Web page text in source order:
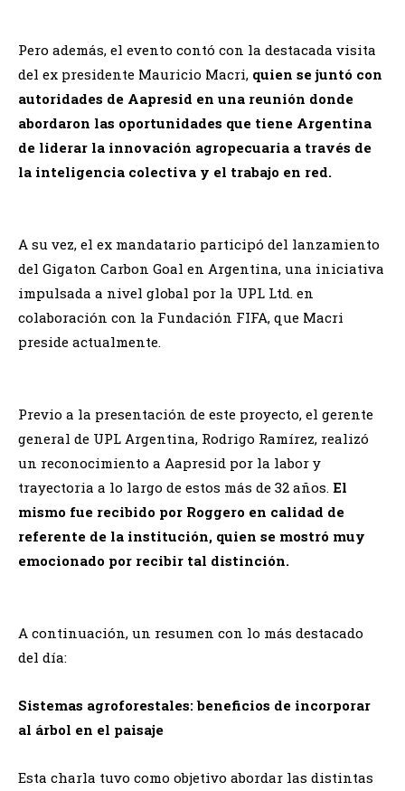
Pero además, el evento contó con la destacada visita
del ex presidente Mauricio Macri, quien se juntó con
autoridades de Aapresid en una reunión donde
abordaron las oportunidades que tiene Argentina
de liderar la innovación agropecuaria a través de
la inteligencia colectiva y el trabajo en red.
A su vez, el ex mandatario participó del lanzamiento
del Gigaton Carbon Goal en Argentina, una iniciativa
impulsada a nivel global por la UPL Ltd. en
colaboración con la Fundación FIFA, que Macri
preside actualmente.
Previo a la presentación de este proyecto, el gerente
general de UPL Argentina, Rodrigo Ramírez, realizó
un reconocimiento a Aapresid por la labor y
trayectoria a lo largo de estos más de 32 años. El
mismo fue recibido por Roggero en calidad de
referente de la institución, quien se mostró muy
emocionado por recibir tal distinción.
A continuación, un resumen con lo más destacado
del día:
Sistemas agroforestales: beneficios de incorporar
al árbol en el paisaje
Esta charla tuvo como objetivo abordar las distintas